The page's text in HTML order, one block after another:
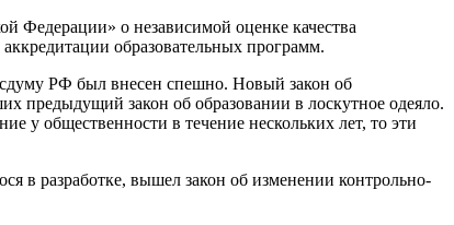
Федерации» о независимой оценке качества
образовательных программ.
РФ был внесен спешно. Новый закон об
предыдущий закон об образовании в лоскутное одеяло.
у общественности в течение нескольких лет, то эти
в разработке, вышел закон об изменении контрольно-